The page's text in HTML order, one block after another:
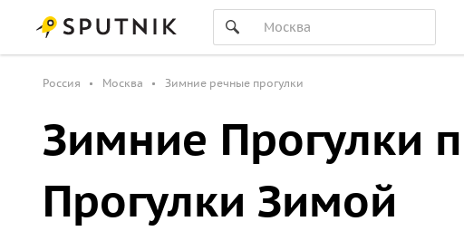
Россия Москва Зимние речные прогулки
Зимние Прогулки
Прогулки Зимой